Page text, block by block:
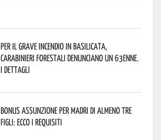
Per il grave incendio in Basilicata,
Carabinieri forestali denunciano un 63enne.
I dettagli
Bonus assunzione per madri di almeno tre
figli: ecco i requisiti